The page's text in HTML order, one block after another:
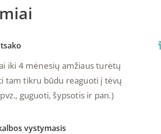
iki 4 mėnesių amžiaus turėtų
tam tikru būdu reaguoti į tėvų
guguoti, šypsotis ir pan.)
vystymasis